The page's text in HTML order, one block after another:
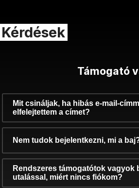
Támogató
Mit csináljak, ha hibás e-mail-
elfelejtettem a címet?
Nem tudok bejelentkezni, mi a
Rendszeres támogatótok vagyok
utalással, miért nincs fiókom?